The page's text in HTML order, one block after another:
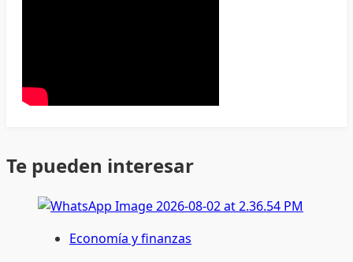
Te pueden interesar
Economía y finanzas